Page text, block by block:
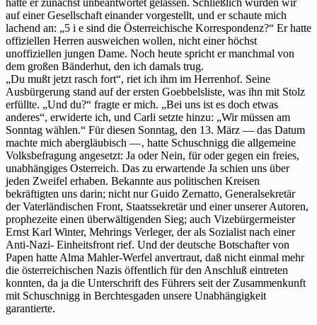
auf einer Gesellschaft einander vorgestellt, und er schaute mich
lachend an: „5 i e sind die Österreichische Korrespondenz?“ Er hatte
offiziellen Herren ausweichen wollen, nicht einer höchst
unoffiziellen jungen Dame. Noch heute spricht er manchmal von
dem großen Bänderhut, den ich damals trug.
„Du mußt jetzt rasch fort“, riet ich ihm im Herrenhof. Seine
Ausbürgerung stand auf der ersten Goebbelsliste, was ihn mit Stolz
erfüllte. „Und du?“ fragte er mich. „Bei uns ist es doch etwas
anderes“, erwiderte ich, und Carli setzte hinzu: „Wir müssen am
Sonntag wählen.“ Für diesen Sonntag, den 13. März — das Datum
machte mich abergläubisch —‚ hatte Schuschnigg die allgemeine
Volksbefragung angesetzt: Ja oder Nein, für oder gegen ein freies,
unabhängiges Osterreich. Das zu erwartende Ja schien uns über
jeden Zweifel erhaben. Bekannte aus politischen Kreisen
bekräftigten uns darin; nicht nur Guido Zernatto, Generalsekretär
der Vaterländischen Front, Staatssekretär und einer unserer Autoren,
prophezeite einen überwältigenden Sieg; auch Vizebürgermeister
Ernst Karl Winter, Mehrings Verleger, der als Sozialist nach einer
Anti-Nazi- Einheitsfront rief. Und der deutsche Botschafter von
Papen hatte Alma Mahler-Werfel anvertraut, daß nicht einmal mehr
die österreichischen Nazis öffentlich für den Anschluß eintreten
konnten, da ja die Unterschrift des Führers seit der Zusammenkunft
mit Schuschnigg in Berchtesgaden unsere Unabhängigkeit
garantierte.